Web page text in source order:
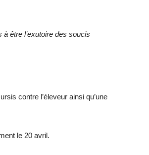
à être l’exutoire des soucis
contre l’éleveur ainsi qu’une
le 20 avril.